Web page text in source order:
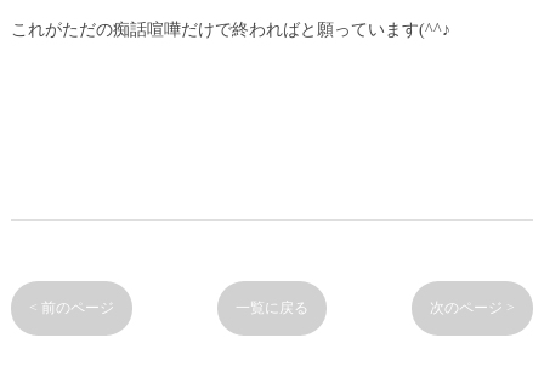
これがただの痴話喧嘩だけで終わればと願っています(^^♪
< 前のページ 一覧に戻る 次のページ >